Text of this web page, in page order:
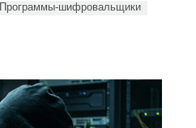
Программы-шифровальщики